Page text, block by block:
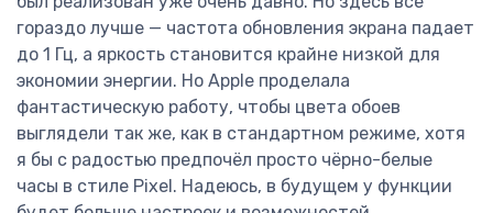
гораздо лучше — частота обновления экрана падает
до 1 Гц, а яркость становится крайне низкой для
экономии энергии. Но Apple проделала
фантастическую работу, чтобы цвета обоев
выглядели так же, как в стандартном режиме, хотя
я бы с радостью предпочёл просто чёрно-белые
часы в стиле Pixel. Надеюсь, в будущем у функции